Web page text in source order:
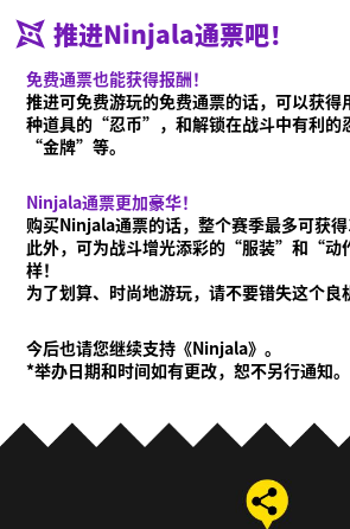
推进Ninjala通票吧！
免费通票也能获得报酬！
推进可免费游玩的免费通票的话，可以获得
种道具的“忍币”，和解锁在战斗中有利的
“金牌”等。
Ninjala通票更加豪华！
购买Ninjala通票的话，整个赛季最多可获得
此外，可为战斗增光添彩的“服装”和“动
样！
为了划算、时尚地游玩，请不要错失这个良
今后也请您继续支持《Ninjala》。
*举办日期和时间如有更改，恕不另行通知。